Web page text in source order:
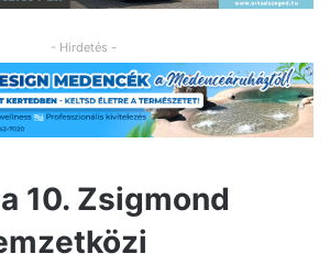
- Hirdetés -
10. Zsigmond